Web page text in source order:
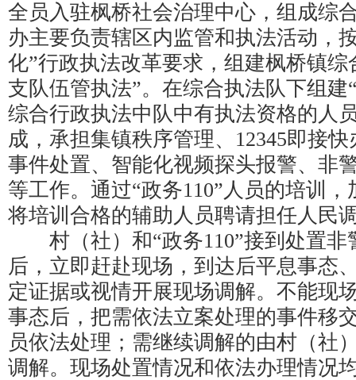
全员入驻枫桥社会治理中心，组成综
办主要负责辖区内监管和执法活动，
化”行政执法改革要求，组建枫桥镇综
支队伍管执法”。在综合执法队下组建
综合行政执法中队中有执法资格的人
成，承担集镇秩序管理、12345即接
事件处置、智能化视频探头报警、非
等工作。通过“政务110”人员的培训
将培训合格的辅助人员聘请担任人民
村（社）和“政务110”接到处置非
后，立即赶赴现场，到达后平息事态
定证据或视情开展现场调解。不能现
事态后，把需依法立案处理的事件移
员依法处理；需继续调解的由村（社
调解。现场处置情况和依法办理情况